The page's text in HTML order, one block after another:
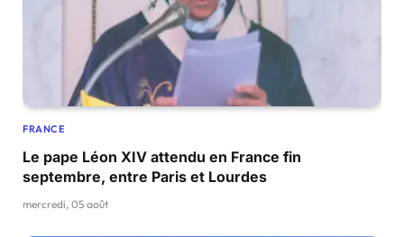
FRANCE
Le pape Léon XIV attendu en France fin
septembre, entre Paris et Lourdes
mercredi, 05 août